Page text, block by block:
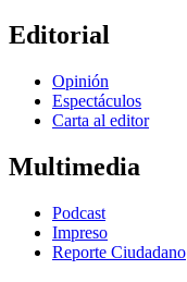
Editorial
Opinión
Espectáculos
Carta al editor
Multimedia
Podcast
Impreso
Reporte Ciudadano